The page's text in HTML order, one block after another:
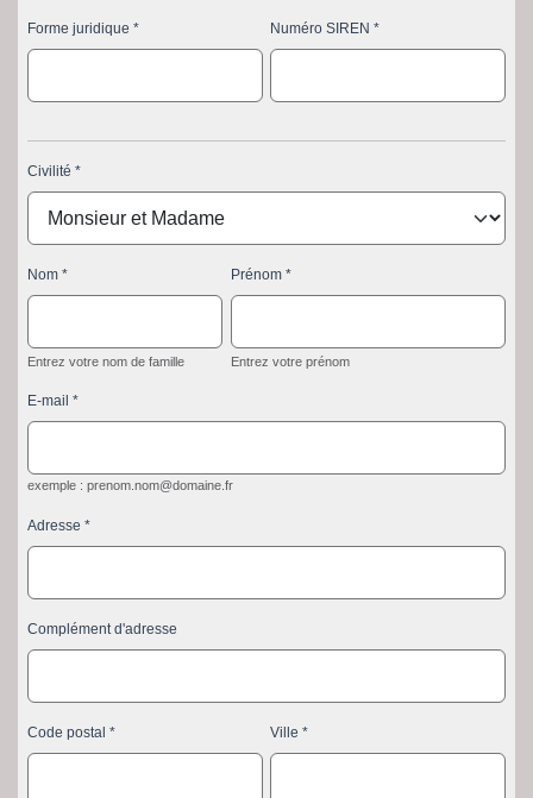
Forme juridique Numéro SIREN
Civilité
Nom
Entrez votre nom de famille
Prénom
Entrez votre prénom
E-mail
exemple : prenom.nom@domaine.fr
Adresse
Complément d'adresse
Code postal Ville